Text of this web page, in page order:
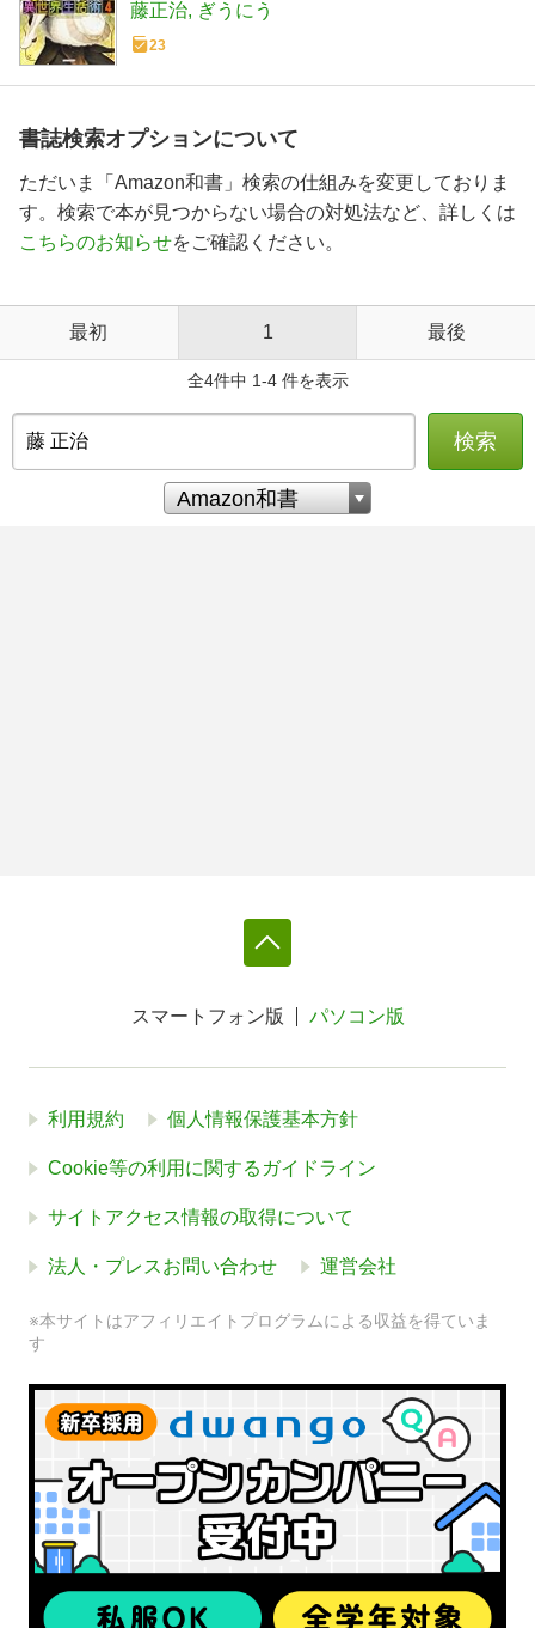
藤正治 ぎうにう
23
書誌検索オプションについて
ただいま「Amazon和書」検索の仕組みを変更しておりま
す。検索で本が見つからない場合の対処法など、詳しくは
こちらのお知らせをご確認ください。
最初 1 最後
全4件中 1-4 件を表示
検索
スマートフォン版 パソコン版
利用規約 個人情報保護基本方針
Cookie等の利用に関するガイドライン
サイトアクセス情報の取得について
法人・プレスお問い合わせ 運営会社
※本サイトはアフィリエイトプログラムによる収益を得ていま
す